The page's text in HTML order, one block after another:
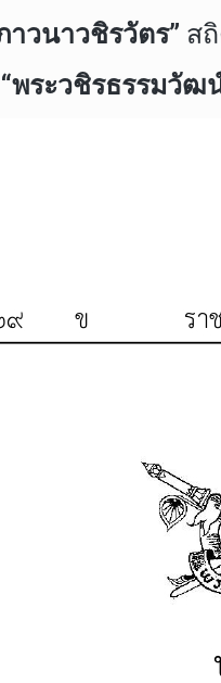
าวนาวชิรวัตร” ส
“พระวชิรธรรมวัฒ